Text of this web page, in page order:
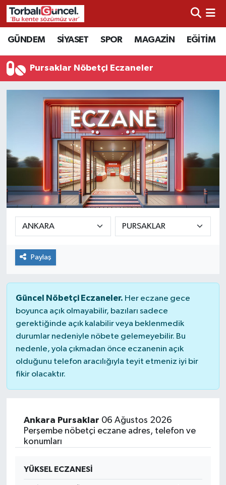
GÜNDEM SİYASET SPOR MAGAZİN EĞİTİM
Pursaklar Nöbetçi Eczaneler
Paylaş
Güncel Nöbetçi Eczaneler. Her eczane gece
boyunca açık olmayabilir, bazıları sadece
gerektiğinde açık kalabilir veya beklenmedik
durumlar nedeniyle nöbete gelemeyebilir. Bu
nedenle, yola çıkmadan önce eczanenin açık
olduğunu telefon aracılığıyla teyit etmeniz iyi bir
fikir olacaktır.
Ankara Pursaklar 06 Ağustos 2026
Perşembe nöbetçi eczane adres, telefon ve
konumları
YÜKSEL ECZANESİ
İzmir Nöbetçi Eczaneler
İzmir Hava Durumu
İzmir Namaz Vakitleri
İzmir Trafik Yoğunluk Haritası
Süper Lig Puan Durumu ve Fikstür
Tüm Manşetler
Son Dakika Haberleri
Haber Arşivi